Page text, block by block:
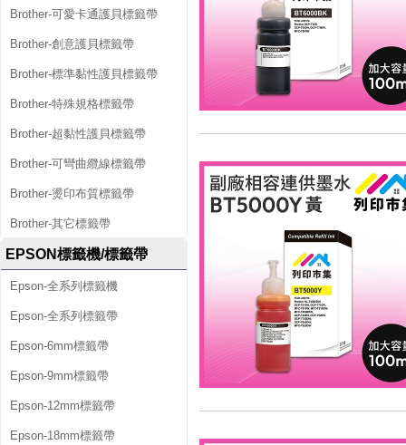
Brother-可愛卡通護貝標籤帶
Brother-創意護貝標籤帶
Brother-標準黏性護貝標籤帶
Brother-特殊規格標籤帶
Brother-超黏性護貝標籤帶
Brother-可彎曲纜線標籤帶
Brother-燙印布質標籤帶
Brother-其它標籤帶
EPSON標籤機/標籤帶
Epson-全系列標籤機
Epson-全系列標籤帶
Epson-6mm標籤帶
Epson-9mm標籤帶
Epson-12mm標籤帶
Epson-18mm標籤帶